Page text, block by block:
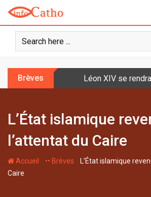
o
Brèves Léon XIV se
L’État islamique
l’attentat du Caire
Accueil - •• Brèves - L’État islamique
Caire